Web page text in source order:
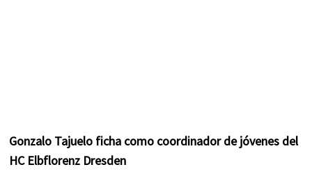
Gonzalo Tajuelo ficha como coordinador de jóvenes del
HC Elbflorenz Dresden